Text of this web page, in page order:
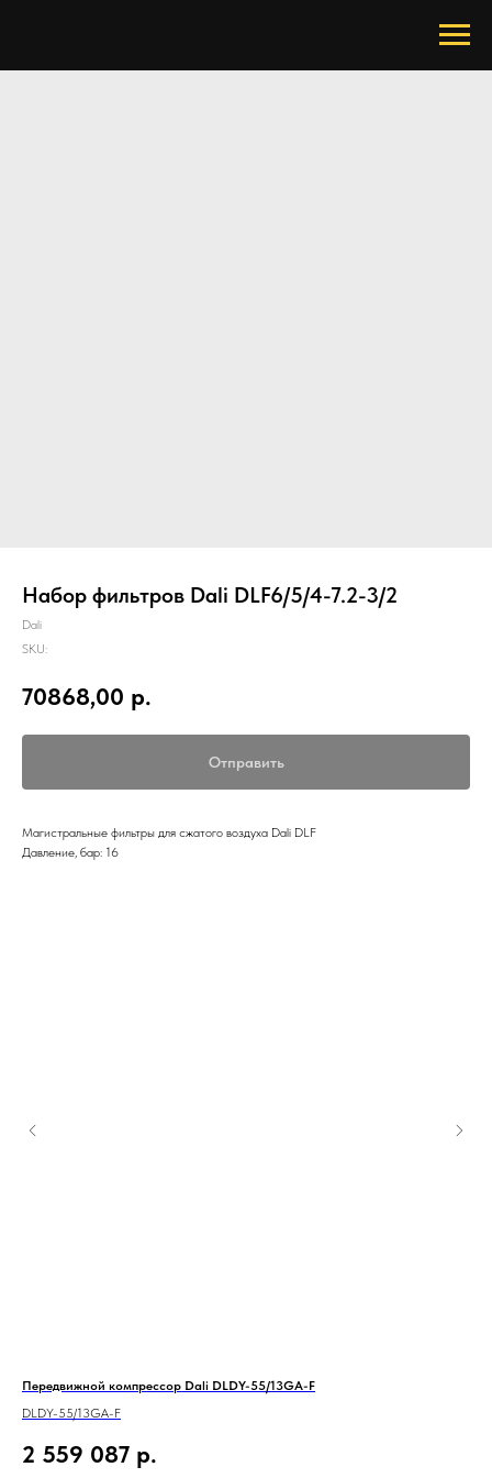
Набор фильтров Dali DLF6/5/4-7.2-3/2
Dali
SKU:
70868,00 р.
Отправить
Магистральные фильтры для сжатого воздуха Dali DLF
Давление, бар: 16
Передвижной компрессор Dali DLDY-55/13GA-F
DLDY-55/13GA-F
2 559 087 р.